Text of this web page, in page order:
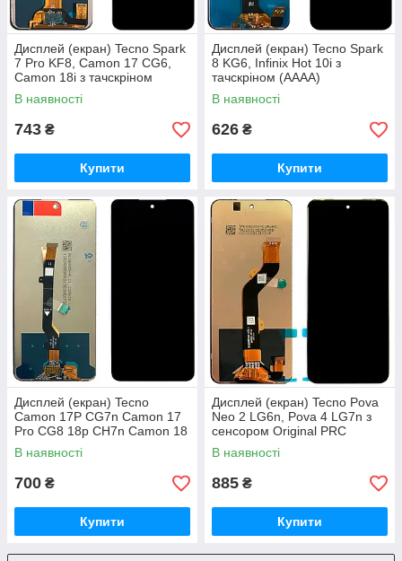
Дисплей (екран) Tecno Spark
7 Pro KF8, Camon 17 CG6,
Camon 18i з тачскріном
(AAAA)
В наявності
743 ₴
Купити
Дисплей (екран) Tecno Spark
8 KG6, Infinix Hot 10i з
тачскріном (AAAA)
В наявності
626 ₴
Купити
Дисплей (екран) Tecno
Camon 17P CG7n Camon 17
Pro CG8 18p CH7n Camon 18
18T, Camon 19 Neo з
тачскріном (AAAA)
В наявності
700 ₴
Купити
Дисплей (екран) Tecno Pova
Neo 2 LG6n, Pova 4 LG7n з
сенсором Original PRC
В наявності
885 ₴
Купити